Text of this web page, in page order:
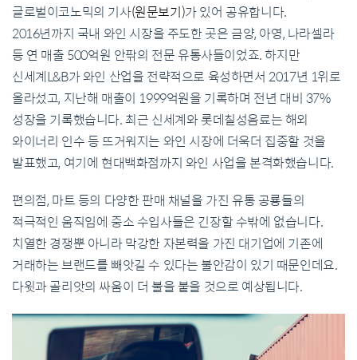
글로벌이코노믹의 기사(원문보기)가 있어 공유합니다.
2016년까지 국내 와인 시장을 주도한 곳은 금양, 아영, 나라셀라
등 연 매출 500억원 안팎의 전문 유통사들이었죠. 하지만
신세계L&B가 와인 산업을 전략적으로 육성하면서 2017년 1위로
올라섰고, 지난해 매출이 1999억원을 기록하며 전년 대비 37%
성장을 기록했습니다. 최근 신세계와 롯데칠성음료는 해외
와이너리 인수 등 뜨거워지는 와인 시장에 더욱더 집중할 것을
발표했고, 여기에 현대백화점까지 와인 사업을 본격화했습니다.
편의점, 마트 등의 다양한 판매 채널을 가진 유통 공룡들의
적극적인 움직임에 중소 수입사들은 긴장할 수밖에 없습니다.
치열한 경쟁뿐 아니라 막강한 자본력을 가진 대기업에 기존에
거래하는 브랜드를 빼앗길 수 있다는 불안감이 있기 때문인데요.
다윗과 골리앗의 싸움이 더 불을 붙을 것으로 예상됩니다.